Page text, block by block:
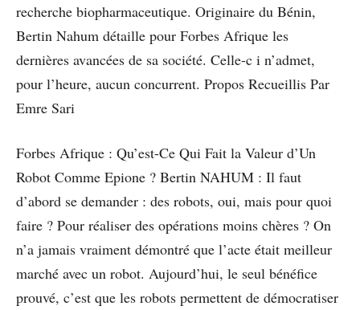
recherche biopharmaceutique. Originaire du Bénin,
Bertin Nahum détaille pour Forbes Afrique les
dernières avancées de sa société. Celle-c i n’admet,
pour l’heure, aucun concurrent. Propos Recueillis Par
Emre Sari
Forbes Afrique : Qu’est-Ce Qui Fait la Valeur d’Un
Robot Comme Epione ? Bertin NAHUM : Il faut
d’abord se demander : des robots, oui, mais pour quoi
faire ? Pour réaliser des opérations moins chères ? On
n’a jamais vraiment démontré que l’acte était meilleur
marché avec un robot. Aujourd’hui, le seul bénéfice
prouvé, c’est que les robots permettent de démocratiser